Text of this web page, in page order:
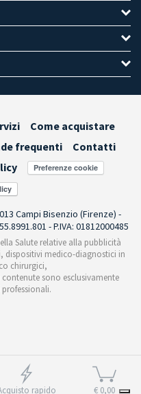
rapido € 0,00
Come acquistare
frequenti
Contatti
Preferenze cookie
Campi Bisenzio (Firenze) -
- P.IVA: 01812000485
Salute relative alla pubblicità
dispositivi medico-diagnostici in
chirurgici,
sono esclusivamente